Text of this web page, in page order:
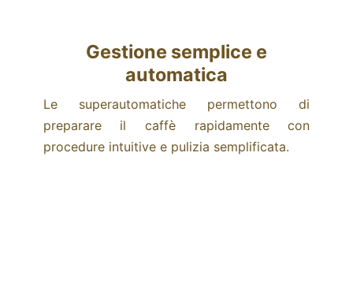
Gestione semplice e
automatica
Le superautomatiche permettono di
preparare il caffè rapidamente con
procedure intuitive e pulizia semplificata.